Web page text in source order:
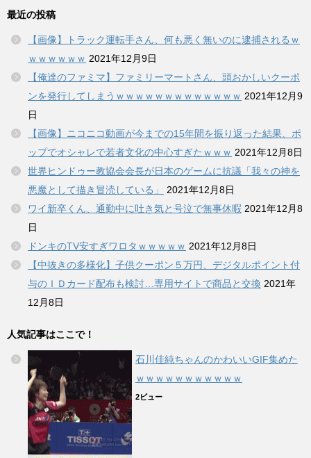
最近の投稿
【画像】トラック運転手さん、何も悪く無いのに逮捕されるｗ
ｗｗｗｗｗｗ 2021年12月9日
【俺達のファミマ】ファミリーマートさん、頭おかしいクーポ
ンを発行してしまうｗｗｗｗｗｗｗｗｗｗｗｗｗ 2021年12月9
日
【画像】ニコニコ動画が今までの15年間を振り返った結果、ポ
ップでオシャレで若者文化の中心すぎたｗｗｗ 2021年12月8日
世界ヒンドゥー教協会会長が日本のゲームに抗議「我々の神を
悪魔として描き冒涜している」
2021年12月8日
ワイ新卒くん、通勤中に吐き気と号泣で無事休暇 2021年12月8
日
ドンキのTV安すぎワロタｗｗｗｗｗ 2021年12月8日
【中抜きの多様化】子供クーポン５万円、デジタルポイント付
与のＩＤカード配布も検討…専用サイトで商品と交換 2021年
12月8日
人気記事はここで！
石川佳純ちゃんのかわいいGIF集めた
ｗｗｗｗｗｗｗｗｗｗｗ
2ビュー